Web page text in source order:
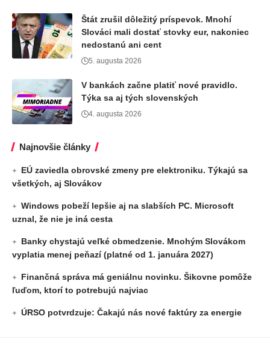
Štát zrušil dôležitý príspevok. Mnohí
Slováci mali dostať stovky eur, nakoniec
nedostanú ani cent
5. augusta 2026
V bankách začne platiť nové pravidlo.
Týka sa aj tých slovenských
4. augusta 2026
Najnovšie články
EÚ zaviedla obrovské zmeny pre elektroniku. Týkajú sa
všetkých, aj Slovákov
Windows pobeží lepšie aj na slabších PC. Microsoft
uznal, že nie je iná cesta
Banky chystajú veľké obmedzenie. Mnohým Slovákom
vyplatia menej peňazí (platné od 1. januára 2027)
Finančná správa má geniálnu novinku. Šikovne pomôže
ľuďom, ktorí to potrebujú najviac
ÚRSO potvrdzuje: Čakajú nás nové faktúry za energie